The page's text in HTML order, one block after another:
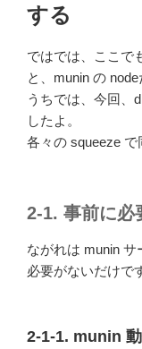
する
ではでは、ここで
と、munin の
うちでは、今回、
したよ。
各々の squeeze で
2-1. 事前に必
ながれは munin サ
必要がないだけで
2-1-1. munin